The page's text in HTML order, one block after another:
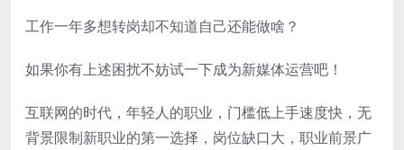
工作一年多想转岗却不知道自己还能做啥？
如果你有上述困扰不妨试一下成为新媒体运营吧！
互联网的时代，年轻人的职业，门槛低上手速度快，无
背景限制新职业的第一选择，岗位缺口大，职业前景广